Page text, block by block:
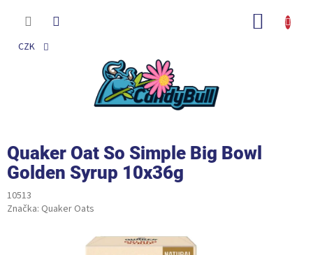
CZK
Quaker Oat So Simple Big Bowl
Golden Syrup 10x36g
10513
Značka: Quaker Oats